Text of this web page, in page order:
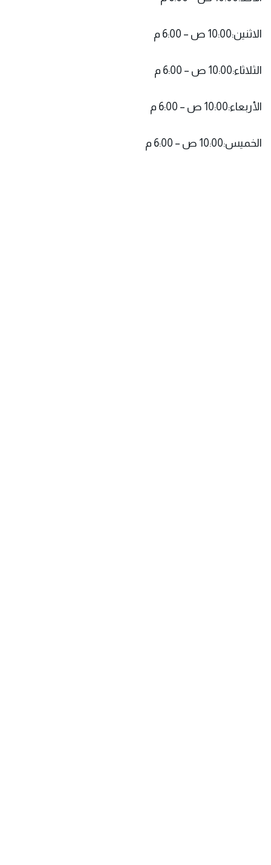
الاثنين:10:00 ص – 6:00 م
الثلاثاء:10:00 ص – 6:00 م
الأربعاء:10:00 ص – 6:00 م
الخميس:10:00 ص – 6:00 م